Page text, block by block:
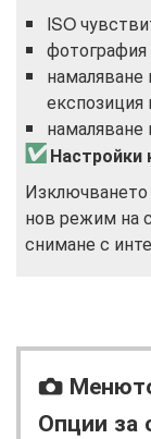
ISO
експозиция
намаляване
Настройки
Изключването
нов режим на
снимане с
C
Опции за